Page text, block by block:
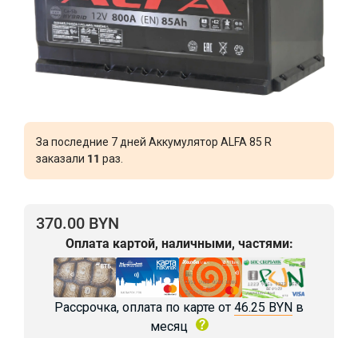
За последние 7 дней Аккумулятор ALFA 85 R
заказали 11 раз.
370.00 BYN
Оплата картой, наличными, частями:
Рассрочка, оплата по карте от 46.25 BYN в
месяц